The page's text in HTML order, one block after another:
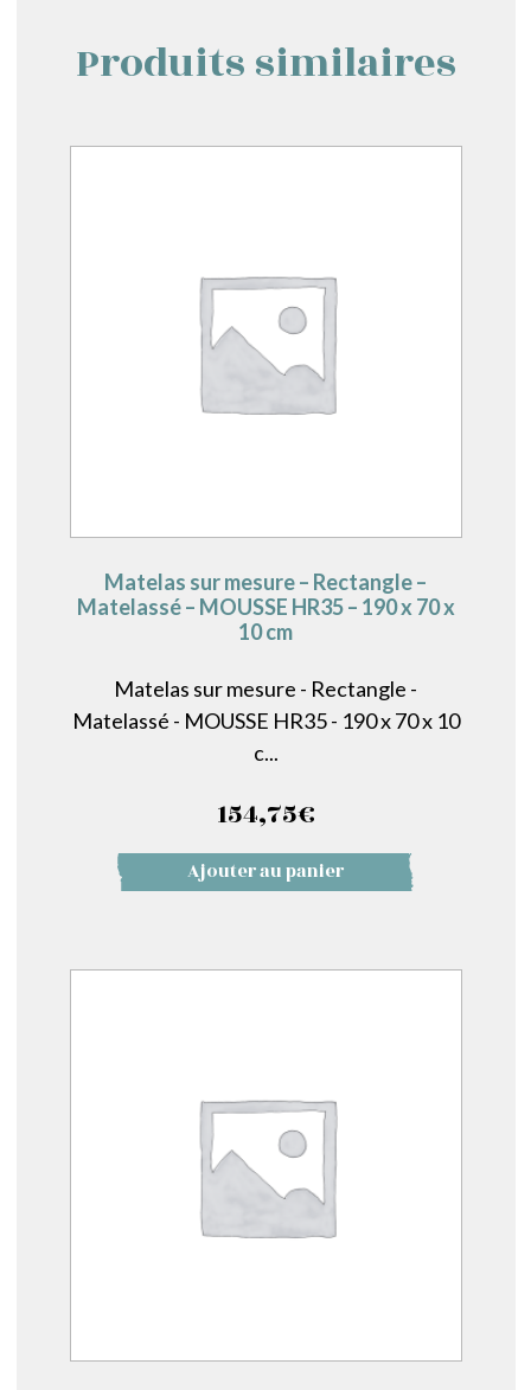
Produits similaires
Matelas sur mesure – Rectangle –
Matelassé – MOUSSE HR35 – 190 x 70 x
10 cm
Matelas sur mesure - Rectangle -
Matelassé - MOUSSE HR35 - 190 x 70 x 10
c...
154,75€
Ajouter au panier